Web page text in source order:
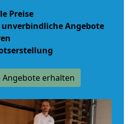
Preise
Angebote
Angebote erhalten